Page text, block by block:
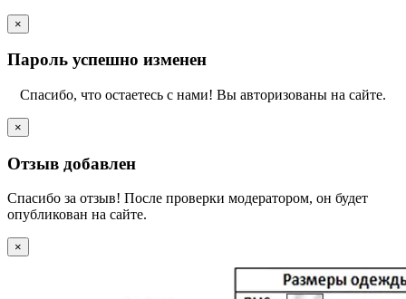
×
Пароль успешно изменен
Спасибо, что остаетесь с нами! Вы авторизованы на сайте.
×
Отзыв добавлен
Спасибо за отзыв! После проверки модератором, он будет
опубликован на сайте.
×